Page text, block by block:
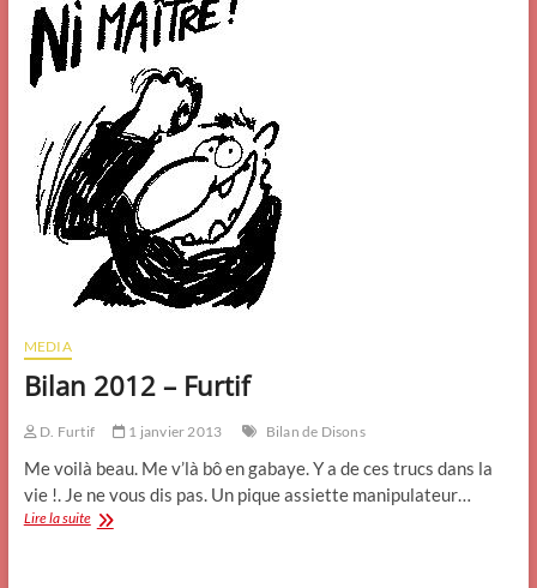
MEDIA
Bilan 2012 – Furtif
D. Furtif 1 janvier 2013 Bilan de Disons
Me voilà beau. Me v’là bô en gabaye. Y a de ces trucs dans la
vie !. Je ne vous dis pas. Un pique assiette manipulateur…
Lire la suiteBilan